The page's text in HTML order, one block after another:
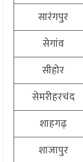
सारंगपुर
सेगांव
सीहोर
सेमरीहरचंद
शाहगढ़
शाजापुर